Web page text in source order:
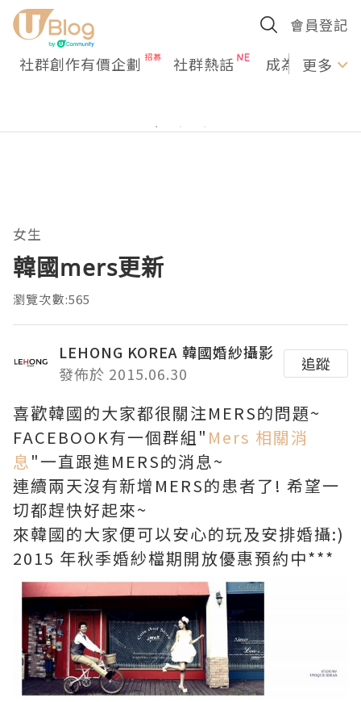
會員登記
社群創作有價企劃 社群熱話 成為U更多
女生
韓國mers更新
瀏覽次數:565
LEHONG KOREA 韓國婚紗攝影
發佈於 2015.06.30
追蹤
喜歡韓國的大家都很關注MERS的問題~
FACEBOOK有一個群組" Mers 相關消
息"一直跟進MERS的消息~
連續兩天沒有新增MERS的患者了! 希望一
切都趕快好起來~
來韓國的大家便可以安心的玩及安排婚攝:)
2015 年秋季婚紗檔期開放優惠預約中***